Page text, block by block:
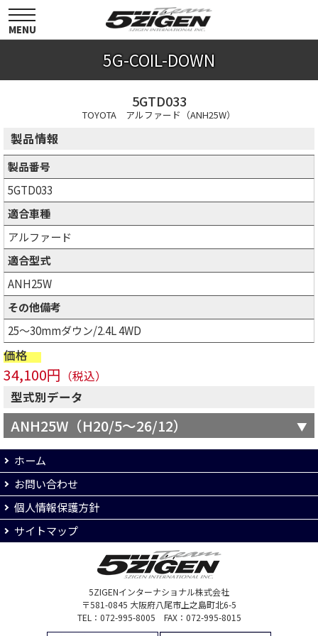
toggle
navigation
MENU
5G-COIL-DOWN
5GTD033
TOYOTA アルファード（ANH25W）
製品情報
製品番号
5GTD033
適合車種
アルファード
適合型式
ANH25W
その他備考
25～30mmダウン/2.4L 4WD
価格
34,100円 （税込）
型式別データ
ANH25W（H20/5～26/12）
ホーム
お問い合わせ
個人情報保護方針
サイトマップ
5ZIGENインターナショナル株式会社
〒581-0845 大阪府八尾市上之島町北6-5
TEL：072-995-8005 FAX：072-995-8015